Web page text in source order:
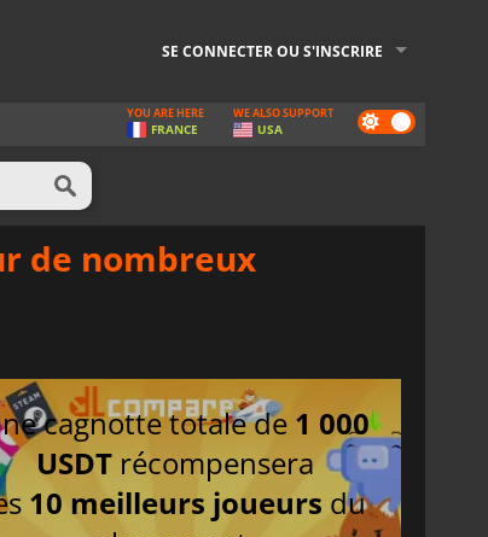
SE CONNECTER OU S'INSCRIRE
Dark
mode
YOU ARE HERE
FRANCE
WE ALSO SUPPORT
USA
de nombreux
cagnotte totale de 1 000
USDT récompensera
10 meilleurs joueurs du